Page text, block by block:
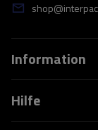
Information
Hilfe